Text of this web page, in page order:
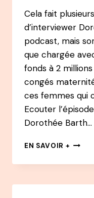
28
ANS
Cela fait
d’interviewer
podcast, mais
que chargée
fonds à 2
congés
ces femmes qui
Ecouter
Dorothée Barth…
EN SAVOIR +